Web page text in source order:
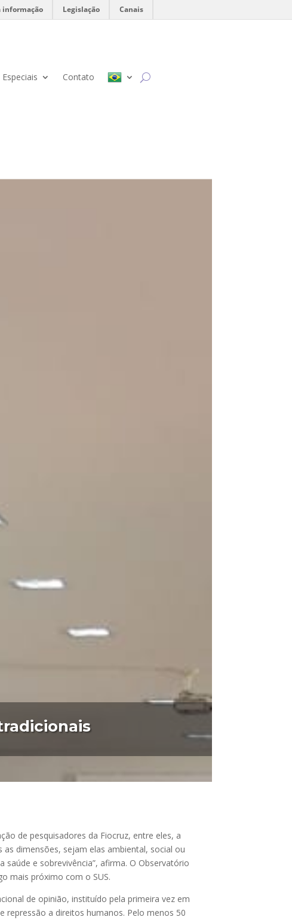
informação Legislação Canais
Especiais Contato
de pesquisadores da Fiocruz, entre eles, a
as dimensões, sejam elas ambiental, social ou
e sobrevivência”, afirma. O Observatório
mais próximo com o SUS.
de opinião, instituído pela primeira vez em
repressão a direitos humanos. Pelo menos 50